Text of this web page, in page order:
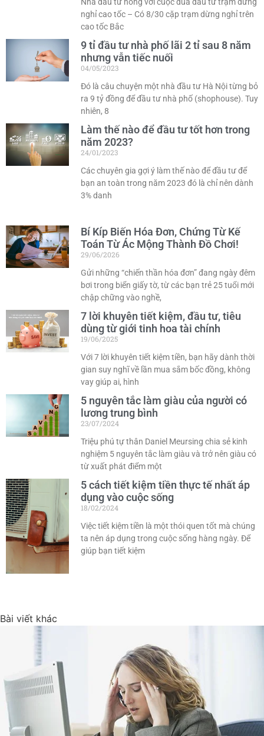
Nhà đầu tư nóng với cuộc đua đầu tư trạm dừng
nghỉ cao tốc – Có 8/30 cặp trạm dừng nghỉ trên
cao tốc Bắc
9 tỉ đầu tư nhà phố lãi 2 tỉ sau 8 năm
nhưng vẫn tiếc nuối
04/05/2023
Đó là câu chuyện một nhà đầu tư Hà Nội từng bỏ
ra 9 tỷ đồng để đầu tư nhà phố (shophouse). Tuy
nhiên, 8
Làm thế nào để đầu tư tốt hơn trong
năm 2023?
24/01/2023
Các chuyên gia gợi ý làm thế nào để đầu tư để
bạn an toàn trong năm 2023 đó là chỉ nên dành
3% danh
Bí Kíp Biến Hóa Đơn, Chứng Từ Kế
Toán Từ Ác Mộng Thành Đồ Chơi!
29/06/2026
Gửi những “chiến thần hóa đơn” đang ngày đêm
bơi trong biển giấy tờ, từ các bạn trẻ 25 tuổi mới
chập chững vào nghề,
7 lời khuyên tiết kiệm, đầu tư, tiêu
dùng từ giới tinh hoa tài chính
19/06/2025
Với 7 lời khuyên tiết kiệm tiền, bạn hãy dành thời
gian suy nghĩ về lần mua sắm bốc đồng, không
vay giúp ai, hình
5 nguyên tắc làm giàu của người có
lương trung bình
23/07/2024
Triệu phú tự thân Daniel Meursing chia sẻ kinh
nghiệm 5 nguyên tắc làm giàu và trở nên giàu có
từ xuất phát điểm một
5 cách tiết kiệm tiền thực tế nhất áp
dụng vào cuộc sống
18/02/2024
Việc tiết kiệm tiền là một thói quen tốt mà chúng
ta nên áp dụng trong cuộc sống hàng ngày. Để
giúp bạn tiết kiệm
Bài viết khác